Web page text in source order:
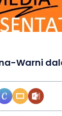
Warni